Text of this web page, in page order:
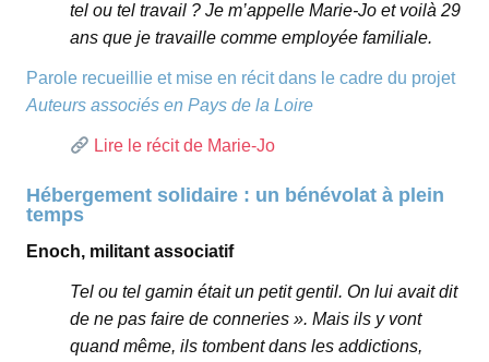
tel ou tel travail ? Je m’appelle Marie-Jo et voilà 29
ans que je travaille comme employée familiale.
Parole recueillie et mise en récit dans le cadre du projet
Auteurs associés en Pays de la Loire
Lire le récit de Marie-Jo
Hébergement solidaire : un bénévolat à plein
temps
Enoch, militant associatif
Tel ou tel gamin était un petit gentil. On lui avait dit
de ne pas faire de conneries ». Mais ils y vont
quand même, ils tombent dans les addictions,